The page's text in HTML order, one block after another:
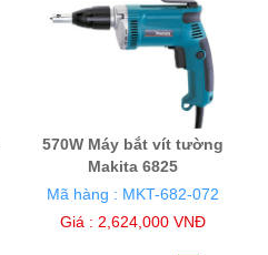
570W Máy bắt vít tường
Makita 6825
Mã hàng : MKT-682-072
Giá : 2,624,000 VNĐ